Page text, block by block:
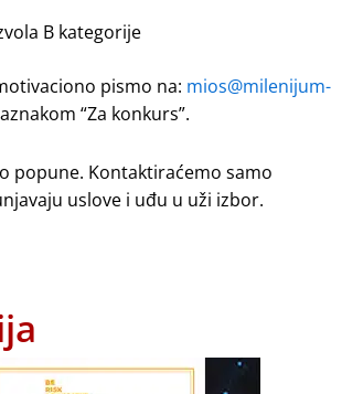
B kategorije
pismo na: mios@milenijum-
“Za konkurs”.
popune. Kontaktiraćemo samo
uslove i uđu u uži izbor.